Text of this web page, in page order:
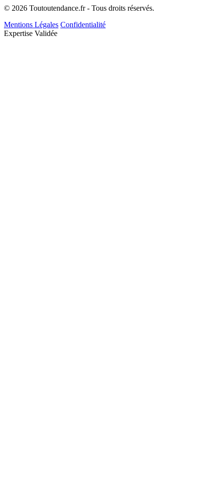
© 2026 Toutoutendance.fr - Tous droits réservés.
Mentions Légales Confidentialité
Expertise Validée